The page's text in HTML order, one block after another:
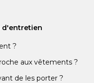
d'entretien
?
aux vêtements ?
de les porter ?